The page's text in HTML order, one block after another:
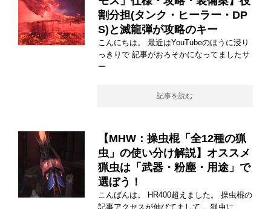
割分担(タンク・ヒーラー・DP
S)と滅龍弾が攻略のキー
こんにちは。 最近はYouTubeのほうに浸り
っきりで 記事がおろそかになってましたサ
ー
記事を読む
【MHW：操虫棍「全12種の猟
虫」の使い分け解説】オススメ
猟虫は「武器・粉塵・用途」で
選ぼう！
こんばんは。 HR400超えました。 操虫棍の
記事アクセスが伸びてまして… 猟虫に